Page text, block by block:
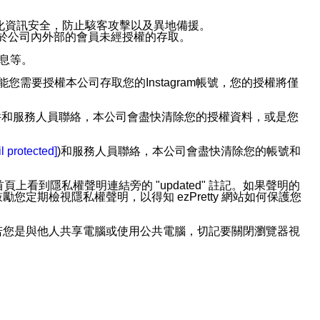
訊安全，防止駭客攻擊以及異地備援。
司內外部的會員未經授權的存取。
等。
需要授權本公司存取您的Instagram帳號，您的授權將僅
服務人員聯絡，本公司會盡快清除您的授權資料，或是您
protected])和服務人員聯絡，本公司會盡快清除您的帳號和
上看到隱私權聲明連結旁的 "updated" 註記。如果聲明的
您定期檢視隱私權聲明，以得知 ezPretty 網站如何保護您
是與他人共享電腦或使用公共電腦，切記要關閉瀏覽器視